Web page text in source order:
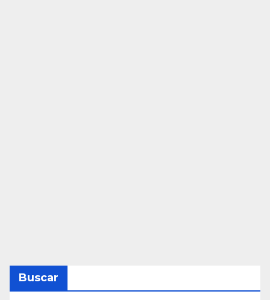
Buscar